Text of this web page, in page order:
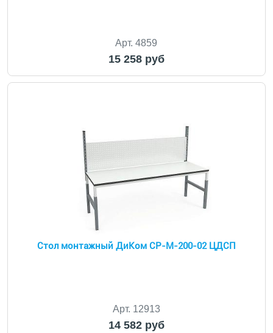
Арт. 4859
15 258 руб
Стол монтажный ДиКом СР-М-200-02 ЦДСП
Арт. 12913
14 582 руб